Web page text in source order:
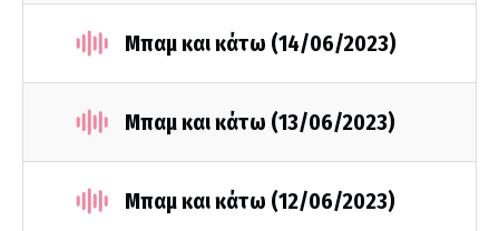
Μπαμ και κάτω (14/06/2023)
Μπαμ και κάτω (13/06/2023)
Μπαμ και κάτω (12/06/2023)